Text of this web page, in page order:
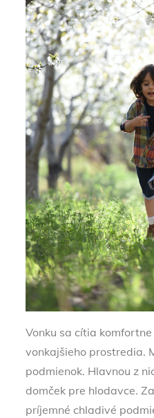
Vonku sa cítia
vonkajšieho prostredia.
podmienok. Hlavnou z
domček pre hlodavce.
príjemné chladivé